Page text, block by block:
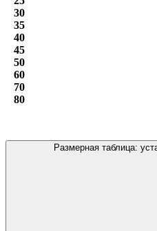
30
35
40
45
50
60
70
80
Размерная таблица: